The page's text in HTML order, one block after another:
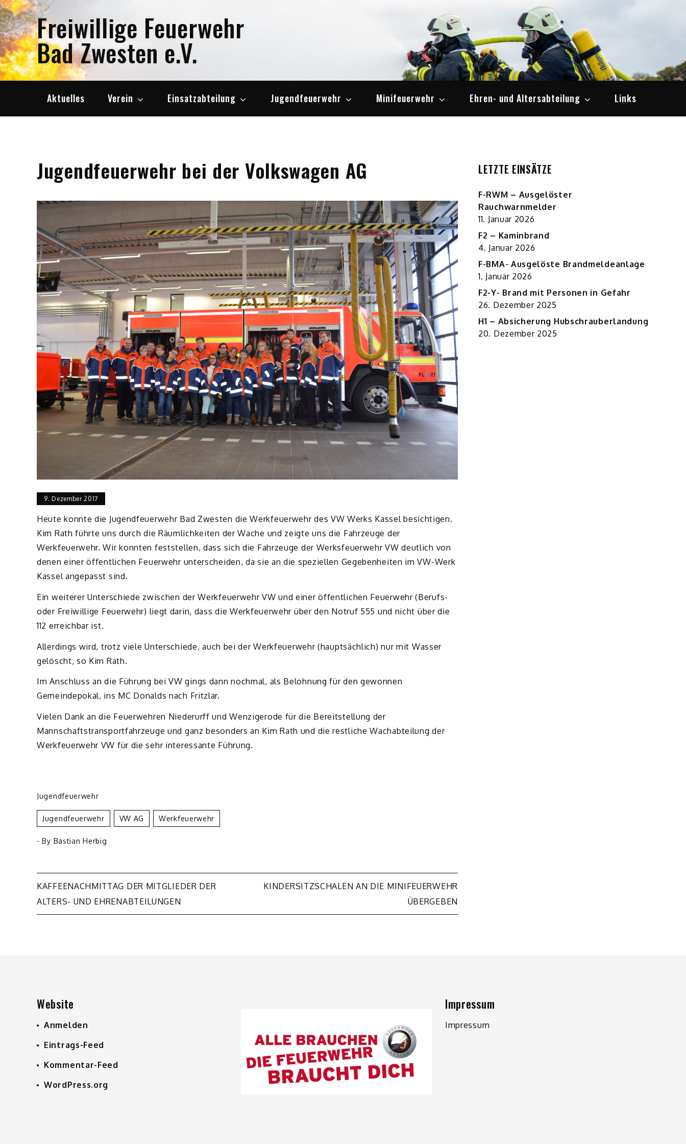
Skip
to
content Freiwillige Feuerwehr
Bad Zwesten e.V.
Aktuelles Verein Einsatzabteilung Jugendfeuerwehr Minifeuerwehr Ehren- und Altersabteilung Links
Jugendfeuerwehr bei der Volkswagen AG
9. Dezember 2017
Heute konnte die Jugendfeuerwehr Bad Zwesten die Werkfeuerwehr des VW Werks Kassel besichtigen.
Kim Rath führte uns durch die Räumlichkeiten der Wache und zeigte uns die Fahrzeuge der
Werkfeuerwehr. Wir konnten feststellen, dass sich die Fahrzeuge der Werksfeuerwehr VW deutlich von
denen einer öffentlichen Feuerwehr unterscheiden, da sie an die speziellen Gegebenheiten im VW-Werk
Kassel angepasst sind.
Ein weiterer Unterschiede zwischen der Werkfeuerwehr VW und einer öffentlichen Feuerwehr (Berufs-
oder Freiwillige Feuerwehr) liegt darin, dass die Werkfeuerwehr über den Notruf 555 und nicht über die
112 erreichbar ist.
Allerdings wird, trotz viele Unterschiede, auch bei der Werkfeuerwehr (hauptsächlich) nur mit Wasser
gelöscht, so Kim Rath.
Im Anschluss an die Führung bei VW gings dann nochmal, als Belohnung für den gewonnen
Gemeindepokal, ins MC Donalds nach Fritzlar.
Vielen Dank an die Feuerwehren Niederurff und Wenzigerode für die Bereitstellung der
Mannschaftstransportfahrzeuge und ganz besonders an Kim Rath und die restliche Wachabteilung der
Werkfeuerwehr VW für die sehr interessante Führung.
Jugendfeuerwehr
Jugendfeuerwehr VW AG Werkfeuerwehr
- By Bastian Herbig
Beitragsnavigation
KAFFEENACHMITTAG DER MITGLIEDER DER
ALTERS- UND EHRENABTEILUNGEN
KINDERSITZSCHALEN AN DIE MINIFEUERWEHR
ÜBERGEBEN
LETZTE EINSÄTZE
F-RWM – Ausgelöster
Rauchwarnmelder
11. Januar 2026
F2 – Kaminbrand
4. Januar 2026
F-BMA- Ausgelöste Brandmeldeanlage
1. Januar 2026
F2-Y- Brand mit Personen in Gefahr
26. Dezember 2025
H1 – Absicherung Hubschrauberlandung
20. Dezember 2025
Website
Anmelden
Eintrags-Feed
Kommentar-Feed
WordPress.org
Impressum
Impressum